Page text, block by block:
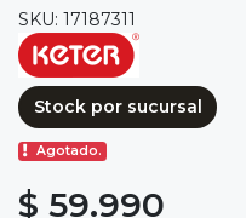
SKU: 17187311
Stock por sucursal
Agotado.
$ 59.990